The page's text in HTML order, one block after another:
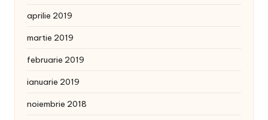
aprilie 2019
martie 2019
februarie 2019
ianuarie 2019
noiembrie 2018